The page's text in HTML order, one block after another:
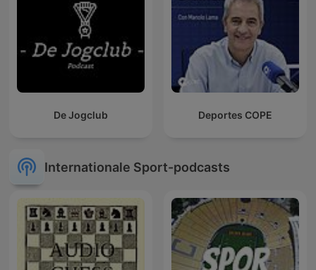
De Jogclub Deportes COPE
Internationale Sport-podcasts